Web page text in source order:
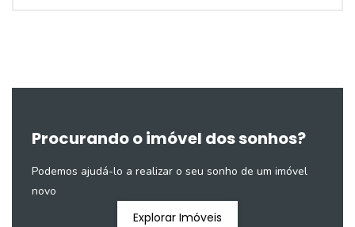
Procurando o imóvel dos sonhos?
Podemos ajudá-lo a realizar o seu sonho de um imóvel
novo
Explorar Imóveis